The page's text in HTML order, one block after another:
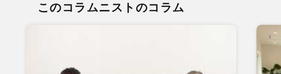
このコラムニストのコラム